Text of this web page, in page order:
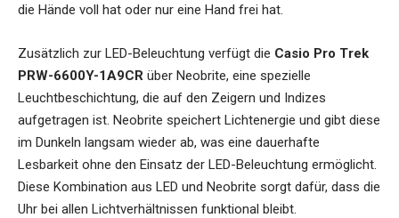
die Hände voll hat oder nur eine Hand frei hat.
Zusätzlich zur LED-Beleuchtung verfügt die Casio Pro Trek
PRW-6600Y-1A9CR über Neobrite, eine spezielle
Leuchtbeschichtung, die auf den Zeigern und Indizes
aufgetragen ist. Neobrite speichert Lichtenergie und gibt diese
im Dunkeln langsam wieder ab, was eine dauerhafte
Lesbarkeit ohne den Einsatz der LED-Beleuchtung ermöglicht.
Diese Kombination aus LED und Neobrite sorgt dafür, dass die
Uhr bei allen Lichtverhältnissen funktional bleibt.